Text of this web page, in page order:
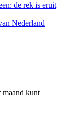
de rek is eruit
Nederland
kunt